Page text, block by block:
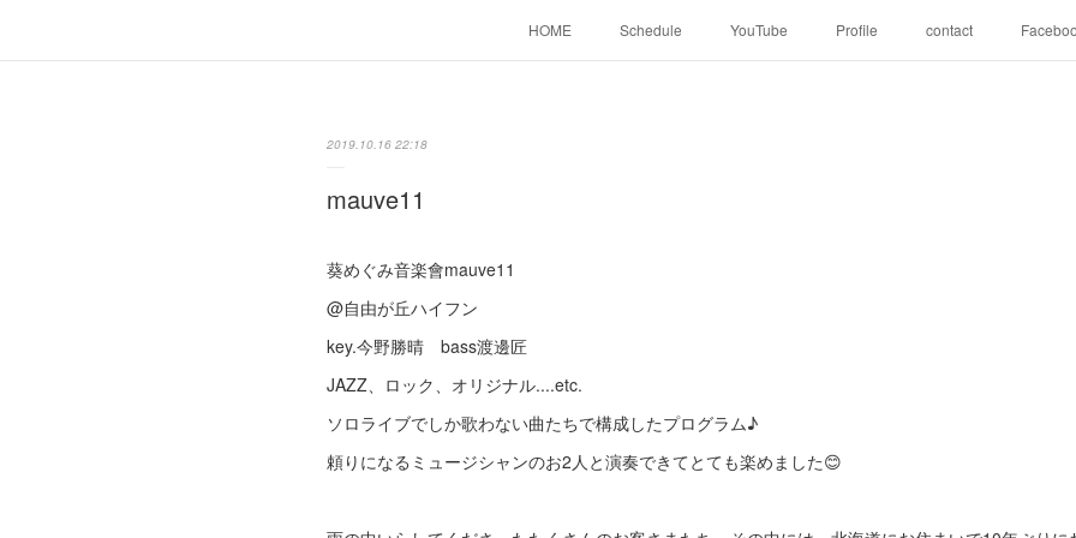
HOME Schedule YouTube Profile contact
2019.10.16 22:18
mauve11
葵めぐみ音楽會mauve11
@自由が丘ハイフン
key.今野勝晴 bass渡邊匠
JAZZ、ロック、オリジナル....etc.
ソロライブでしか歌わない曲たちで構成したプログラム♪
頼りになるミュージシャンのお2人と演奏できてとても楽めました😊